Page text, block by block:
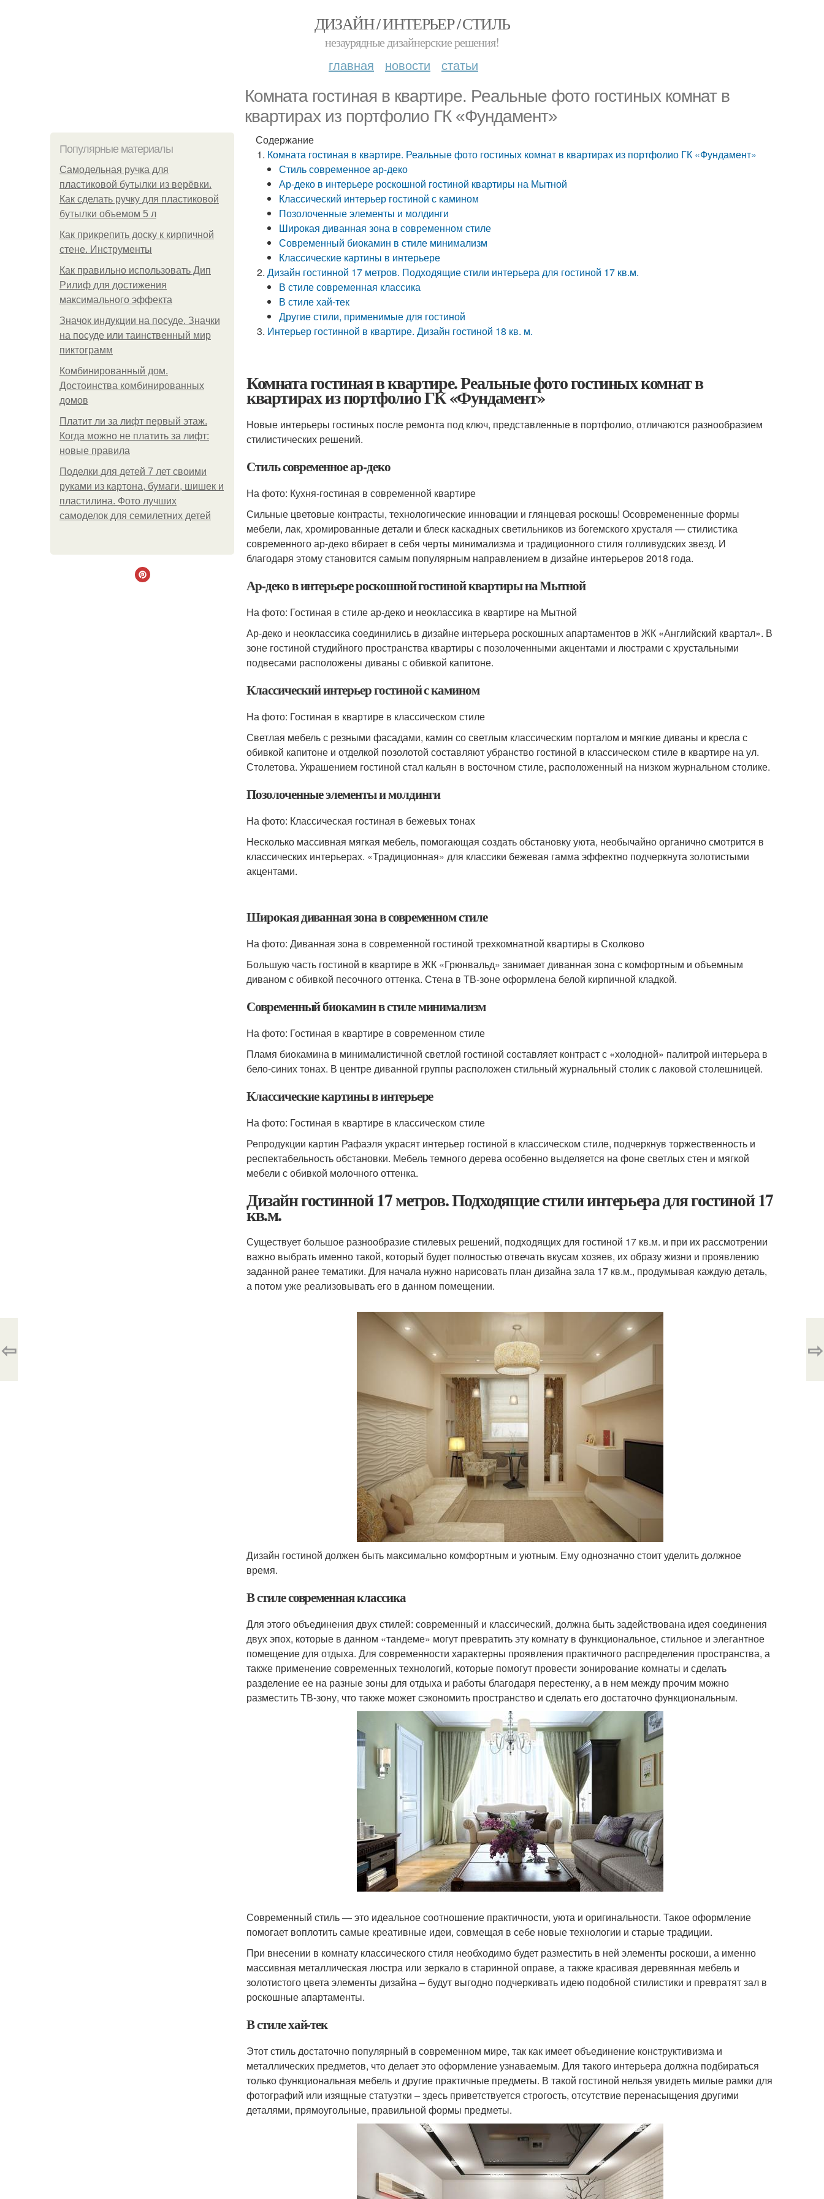
ДИЗАЙН / ИНТЕРЬЕР / СТИЛЬ
незаурядные дизайнерские решения!
главная новости статьи
Комната гостиная в квартире. Реальные фото гостиных комнат в
квартирах из портфолио ГК «Фундамент»
Популярные материалы
Самодельная ручка для
пластиковой бутылки из верёвки.
Как сделать ручку для пластиковой
бутылки объемом 5 л
Как прикрепить доску к кирпичной
стене. Инструменты
Как правильно использовать Дип
Рилиф для достижения
максимального эффекта
Значок индукции на посуде. Значки
на посуде или таинственный мир
пиктограмм
Комбинированный дом.
Достоинства комбинированных
домов
Платит ли за лифт первый этаж.
Когда можно не платить за лифт:
новые правила
Поделки для детей 7 лет своими
руками из картона, бумаги, шишек и
пластилина. Фото лучших
самоделок для семилетних детей
Содержание
Комната гостиная в квартире. Реальные фото гостиных комнат в квартирах из портфолио ГК «Фундамент»
Стиль современное ар-деко
Ар-деко в интерьере роскошной гостиной квартиры на Мытной
Классический интерьер гостиной с камином
Позолоченные элементы и молдинги
Широкая диванная зона в современном стиле
Современный биокамин в стиле минимализм
Классические картины в интерьере
Дизайн гостинной 17 метров. Подходящие стили интерьера для гостиной 17 кв.м.
В стиле современная классика
В стиле хай-тек
Другие стили, применимые для гостиной
Интерьер гостинной в квартире. Дизайн гостиной 18 кв. м.
Комната гостиная в квартире. Реальные фото гостиных комнат в
квартирах из портфолио ГК «Фундамент»
Новые интерьеры гостиных после ремонта под ключ, представленные в портфолио, отличаются разнообразием
стилистических решений.
Стиль современное ар-деко
На фото: Кухня-гостиная в современной квартире
Сильные цветовые контрасты, технологические инновации и глянцевая роскошь! Осовремененные формы
мебели, лак, хромированные детали и блеск каскадных светильников из богемского хрусталя — стилистика
современного ар-деко вбирает в себя черты минимализма и традиционного стиля голливудских звезд. И
благодаря этому становится самым популярным направлением в дизайне интерьеров 2018 года.
Ар-деко в интерьере роскошной гостиной квартиры на Мытной
На фото: Гостиная в стиле ар-деко и неоклассика в квартире на Мытной
Ар-деко и неоклассика соединились в дизайне интерьера роскошных апартаментов в ЖК «Английский квартал». В
зоне гостиной студийного пространства квартиры с позолоченными акцентами и люстрами с хрустальными
подвесами расположены диваны с обивкой капитоне.
Классический интерьер гостиной с камином
На фото: Гостиная в квартире в классическом стиле
Светлая мебель с резными фасадами, камин со светлым классическим порталом и мягкие диваны и кресла с
обивкой капитоне и отделкой позолотой составляют убранство гостиной в классическом стиле в квартире на ул.
Столетова. Украшением гостиной стал кальян в восточном стиле, расположенный на низком журнальном столике.
Позолоченные элементы и молдинги
На фото: Классическая гостиная в бежевых тонах
Несколько массивная мягкая мебель, помогающая создать обстановку уюта, необычайно органично смотрится в
классических интерьерах. «Традиционная» для классики бежевая гамма эффектно подчеркнута золотистыми
акцентами.
Широкая диванная зона в современном стиле
На фото: Диванная зона в современной гостиной трехкомнатной квартиры в Сколково
Большую часть гостиной в квартире в ЖК «Грюнвальд» занимает диванная зона с комфортным и объемным
диваном с обивкой песочного оттенка. Стена в ТВ-зоне оформлена белой кирпичной кладкой.
Современный биокамин в стиле минимализм
На фото: Гостиная в квартире в современном стиле
Пламя биокамина в минималистичной светлой гостиной составляет контраст с «холодной» палитрой интерьера в
бело-синих тонах. В центре диванной группы расположен стильный журнальный столик с лаковой столешницей.
Классические картины в интерьере
На фото: Гостиная в квартире в классическом стиле
Репродукции картин Рафаэля украсят интерьер гостиной в классическом стиле, подчеркнув торжественность и
респектабельность обстановки. Мебель темного дерева особенно выделяется на фоне светлых стен и мягкой
мебели с обивкой молочного оттенка.
Дизайн гостинной 17 метров. Подходящие стили интерьера для гостиной 17
кв.м.
Существует большое разнообразие стилевых решений, подходящих для гостиной 17 кв.м. и при их рассмотрении
важно выбрать именно такой, который будет полностью отвечать вкусам хозяев, их образу жизни и проявлению
заданной ранее тематики. Для начала нужно нарисовать план дизайна зала 17 кв.м., продумывая каждую деталь,
а потом уже реализовывать его в данном помещении.
Дизайн гостиной должен быть максимально комфортным и уютным. Ему однозначно стоит уделить должное
время.
В стиле современная классика
Для этого объединения двух стилей: современный и классический, должна быть задействована идея соединения
двух эпох, которые в данном «тандеме» могут превратить эту комнату в функциональное, стильное и элегантное
помещение для отдыха. Для современности характерны проявления практичного распределения пространства, а
также применение современных технологий, которые помогут провести зонирование комнаты и сделать
разделение ее на разные зоны для отдыха и работы благодаря перестенку, а в нем между прочим можно
разместить ТВ-зону, что также может сэкономить пространство и сделать его достаточно функциональным.
Современный стиль — это идеальное соотношение практичности, уюта и оригинальности. Такое оформление
помогает воплотить самые креативные идеи, совмещая в себе новые технологии и старые традиции.
При внесении в комнату классического стиля необходимо будет разместить в ней элементы роскоши, а именно
массивная металлическая люстра или зеркало в старинной оправе, а также красивая деревянная мебель и
золотистого цвета элементы дизайна – будут выгодно подчеркивать идею подобной стилистики и превратят зал в
роскошные апартаменты.
В стиле хай-тек
Этот стиль достаточно популярный в современном мире, так как имеет объединение конструктивизма и
металлических предметов, что делает это оформление узнаваемым. Для такого интерьера должна подбираться
только функциональная мебель и другие практичные предметы. В такой гостиной нельзя увидеть милые рамки для
фотографий или изящные статуэтки – здесь приветствуется строгость, отсутствие перенасыщения другими
деталями, прямоугольные, правильной формы предметы.
⇦ ⇨